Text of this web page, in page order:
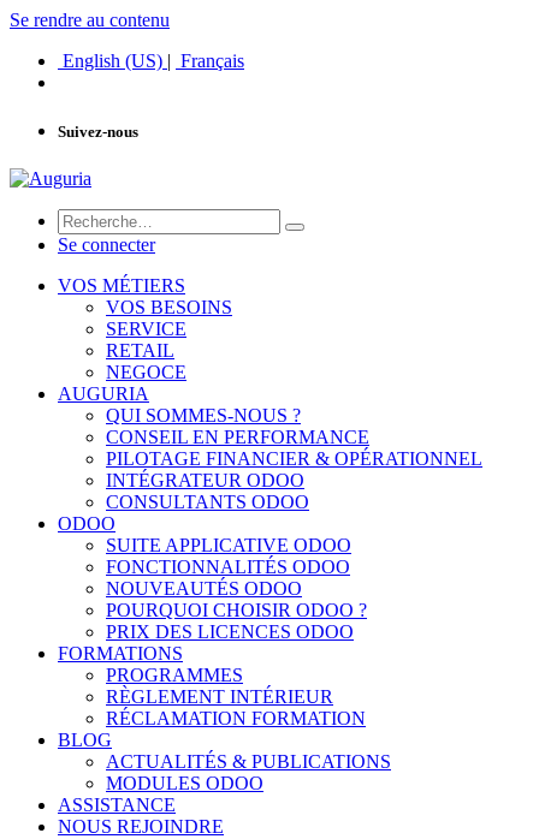
Se rendre au contenu
English (US) | Français
Suivez-nous
Se connecter
VOS MÉTIERS
VOS BESOINS
SERVICE
RETAIL
NEGOCE
AUGURIA
QUI SOMMES-NOUS ?
CONSEIL EN PERFORMANCE
PILOTAGE FINANCIER & OPÉRATIONNEL
INTÉGRATEUR ODOO
CONSULTANTS ODOO
ODOO
SUITE APPLICATIVE ODOO
FONCTIONNALITÉS ODOO
NOUVEAUTÉS ODOO
POURQUOI CHOISIR ODOO ?
PRIX DES LICENCES ODOO
FORMATIONS
PROGRAMMES
RÈGLEMENT INTÉRIEUR
RÉCLAMATION FORMATION
BLOG
ACTUALITÉS & PUBLICATIONS
MODULES ODOO
ASSISTANCE
NOUS REJOINDRE